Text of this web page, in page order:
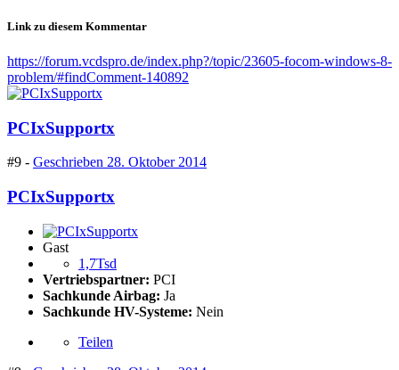
Link zu diesem Kommentar
https://forum.vcdspro.de/index.php?/topic/23605-focom-windows-8-
problem/#findComment-140892
PCIxSupportx
#9 - Geschrieben 28. Oktober 2014
PCIxSupportx
Gast
1,7Tsd
Vertriebspartner: PCI
Sachkunde Airbag: Ja
Sachkunde HV-Systeme: Nein
Teilen